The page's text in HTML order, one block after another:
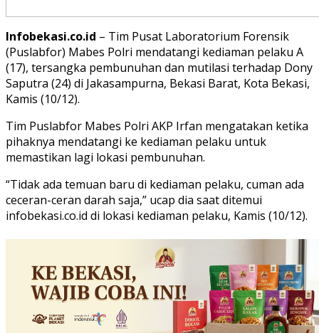
Infobekasi.co.id – Tim Pusat Laboratorium Forensik
(Puslabfor) Mabes Polri mendatangi kediaman pelaku A
(17), tersangka pembunuhan dan mutilasi terhadap Dony
Saputra (24) di Jakasampurna, Bekasi Barat, Kota Bekasi,
Kamis (10/12).
Tim Puslabfor Mabes Polri AKP Irfan mengatakan ketika
pihaknya mendatangi ke kediaman pelaku untuk
memastikan lagi lokasi pembunuhan.
“Tidak ada temuan baru di kediaman pelaku, cuman ada
ceceran-ceran darah saja,” ucap dia saat ditemui
infobekasi.co.id di lokasi kediaman pelaku, Kamis (10/12).